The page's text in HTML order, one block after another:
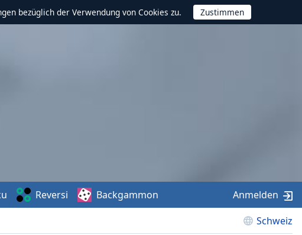
bezüglich der Verwendung von Cookies zu.
Schweiz
Reversi Backgammon Anmelden